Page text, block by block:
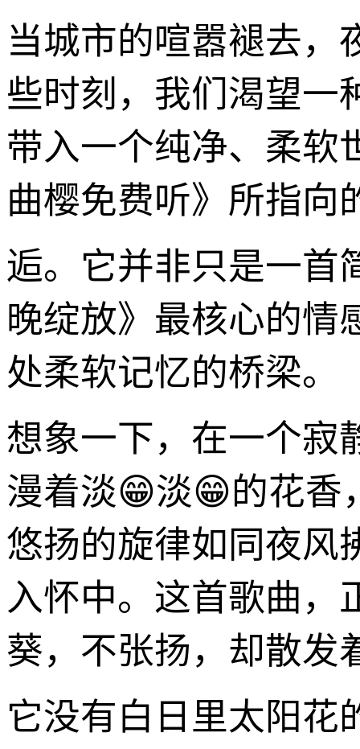
当城市的喧嚣褪去，
些时刻，我们渴望一
带入一个纯净、柔软
曲樱免费听》所指向
逅。它并非只是一首
晚绽放》最核心的情
处柔软记忆的桥梁。
想象一下，在一个寂
漫着淡😁淡😁的花香
悠扬的旋律如同夜风
入怀中。这首歌曲，
葵，不张扬，却散发
它没有白日里太阳花